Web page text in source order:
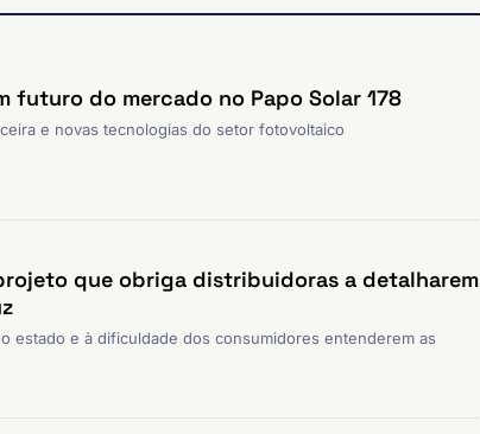
futuro do mercado no Papo Solar 178
e novas tecnologias do setor fotovoltaico
que obriga distribuidoras a detalharem
estado e à dificuldade dos consumidores entenderem as